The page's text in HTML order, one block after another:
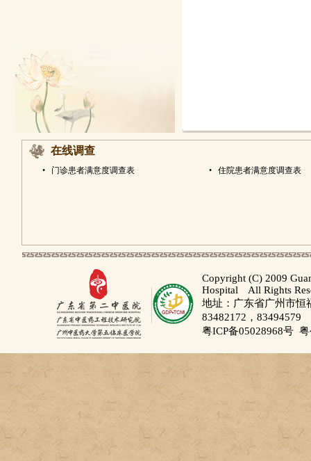
在线调查
• 门诊患者满意度调查表 • 住院患者满意度调查表
Copyright (C) 2009
Hospital All Rights
地址：广东省广州市
83482172，83494579
粤ICP备05028968号